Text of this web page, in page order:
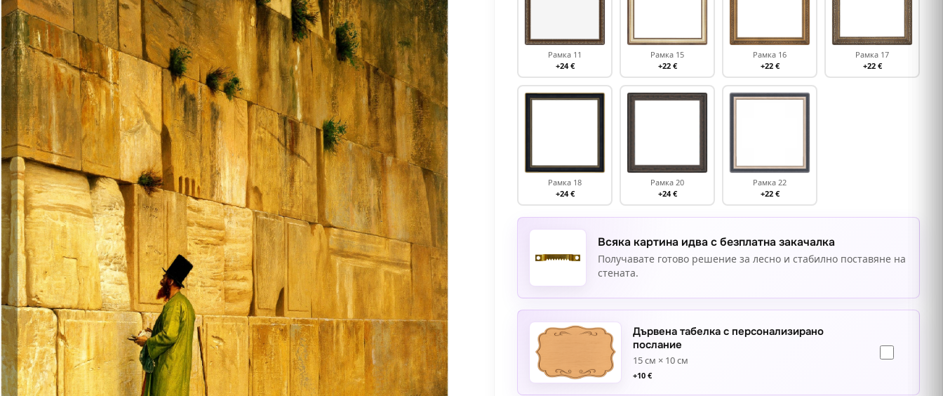
Рамка 11
+24 €
Рамка 15
+22 €
Рамка 16
+22 €
Рамка 17
+22 €
Рамка 18
+24 €
Рамка 20
+24 €
Рамка 22
+22 €
Всяка картина идва с безплатна закачалка
Получавате готово решение за лесно и стабилно поставяне на
стената.
Дървена табелка с персонализирано
послание
15 см × 10 см
+10 €